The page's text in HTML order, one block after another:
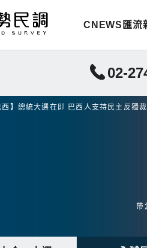
CNEWS匯流
02-
西】總統大選在即 巴西人支持民主反獨
帶